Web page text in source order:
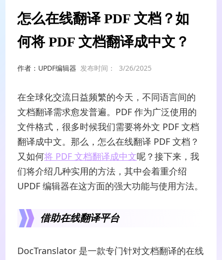
怎么在线翻译 PDF 文档？如
何将 PDF 文档翻译成中文？
作者：UPDF编辑器 发布时间： 3/26/2025
在全球化交流日益频繁的今天，不同语言间的
文档翻译需求愈发普遍。PDF 作为广泛使用的
文件格式，很多时候我们需要将外文 PDF 文档
翻译成中文。那么，怎么在线翻译 PDF 文档？
又如何将 PDF 文档翻译成中文呢？接下来，我
们将介绍几种实用的方法，其中会着重介绍
UPDF 编辑器在这方面的强大功能与使用方法。
借助在线翻译平台
DocTranslator 是一款专门针对文档翻译的在线